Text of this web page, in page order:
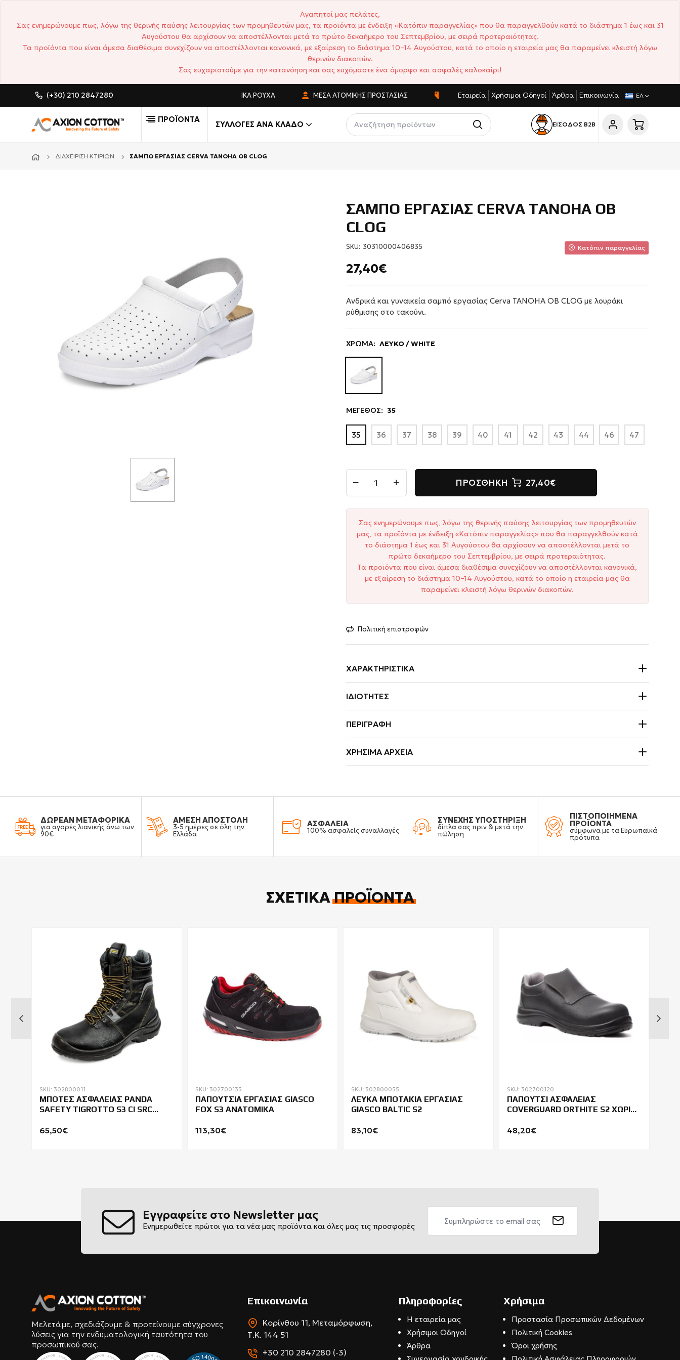
Αγαπητοί μας πελάτες,
Σας ενημερώνουμε πως, λόγω της θερινής παύσης λειτουργίας των προμηθευτών μας, τα προϊόντα με ένδειξη «Κατόπιν παραγγελίας» που θα παραγγελθούν κατά το διάστημα 1 έως και 31
Αυγούστου θα αρχίσουν να αποστέλλονται μετά το πρώτο δεκαήμερο του Σεπτεμβρίου, με σειρά προτεραιότητας.
Τα προϊόντα που είναι άμεσα διαθέσιμα συνεχίζουν να αποστέλλονται κανονικά, με εξαίρεση το διάστημα 10–14 Αυγούστου, κατά το οποίο η εταιρεία μας θα παραμείνει κλειστή λόγω
θερινών διακοπών.
Σας ευχαριστούμε για την κατανόηση και σας ευχόμαστε ένα όμορφο και ασφαλές καλοκαίρι!
(+30) 210 2847280 CUSTOM MADE ΕΠΑΓΓΕΛΜΑΤΙΚΆ ΡΟΎΧΑ ΜΈΣΑ ΑΤΟΜΙΚΉΣ ΠΡΟΣΤΑΣΊΑΣ ΑΝΤΑΓΩΝΙΣΤΙΚΈΣ ΤΙΜΈΣ ΣΎΝΤΟΜΟΙ ΧΡΌΝΟΙ ΠΑΡΆΔΟΣΗΣ
Εταιρεία Χρήσιμοι Οδηγοί Άρθρα Επικοινωνία ΕΛ
ΠΡΟΪΟΝΤΑ
ΣΥΛΛΟΓΈΣ ΑΝΆ ΚΛΆΔΟ ΕΙΣΟΔΟΣ Β2Β
ΔΙΑΧΕΊΡΙΣΗ ΚΤΙΡΊΩΝ ΣΑΜΠΟ ΕΡΓΑΣΙΑΣ CERVA TANOHA OB CLOG
ΣΑΜΠΟ ΕΡΓΑΣΙΑΣ CERVA TANOHA OB
CLOG
SKU: 30310000406835 Κατόπιν παραγγελίας
27,40€
Ανδρικά και γυναικεία σαμπό εργασίας Cerva TANOHA OB CLOG με λουράκι
ρύθμισης στο τακούνι.
ΧΡΩΜΑ: ΛΕΥΚΟ / WHITE
ΜΕΓΕΘΟΣ: 35
35 36 37 38 39 40 41 42 43 44 46 47
ΠΡΟΣΘΉΚΗ 27,40€
Σας ενημερώνουμε πως, λόγω της θερινής παύσης λειτουργίας των προμηθευτών
μας, τα προϊόντα με ένδειξη «Κατόπιν παραγγελίας» που θα παραγγελθούν κατά
το διάστημα 1 έως και 31 Αυγούστου θα αρχίσουν να αποστέλλονται μετά το
πρώτο δεκαήμερο του Σεπτεμβρίου, με σειρά προτεραιότητας.
Τα προϊόντα που είναι άμεσα διαθέσιμα συνεχίζουν να αποστέλλονται κανονικά,
με εξαίρεση το διάστημα 10–14 Αυγούστου, κατά το οποίο η εταιρεία μας θα
παραμείνει κλειστή λόγω θερινών διακοπών.
Πολιτική επιστροφών
ΧΑΡΑΚΤΗΡΙΣΤΙΚΆ
ΙΔΙΌΤΗΤΕΣ
ΠΕΡΙΓΡΑΦΉ
ΧΡΉΣΙΜΑ ΑΡΧΕΊΑ
ΔΩΡΕΑΝ ΜΕΤΑΦΟΡΙΚΑ
για αγορές λιανικής άνω των
90€
ΑΜΕΣΗ ΑΠΟΣΤΟΛΗ
3-5 ημέρες σε όλη την
Ελλάδα
ΑΣΦΑΛΕΙΑ
100% ασφαλείς συναλλαγές
ΣΥΝΕΧΗΣ ΥΠΟΣΤΗΡΙΞΗ
δίπλα σας πριν & μετά την
πώληση
ΠΙΣΤΟΠΟΙΗΜΕΝΑ
ΠΡΟΪΟΝΤΑ
σύμφωνα με τα Ευρωπαϊκά
πρότυπα
ΣΧΕΤΙΚΆΠΡΟΪΌΝΤΑ
SKU: 302800011
ΜΠΟΤΕΣ ΑΣΦΑΛΕΙΑΣ PANDA
SAFETY TIGROTTO S3 CI SRC
65,50€
SKU: 302700135
ΠΑΠΟΥΤΣΙΑ ΕΡΓΑΣΙΑΣ GIASCO
FOX S3 ΑΝΑΤΟΜΙΚΑ
113,30€
SKU: 302800055
ΛΕΥΚΑ ΜΠΟΤΑΚΙΑ ΕΡΓΑΣΙΑΣ
GIASCO BALTIC S2
83,10€
SKU: 302700120
ΠΑΠΟΥΤΣΙ ΑΣΦΑΛΕΙΑΣ
COVERGUARD ORTHITE S2 ΧΩΡΙΣ
48,20€
Εγγραφείτε στο Newsletter μας
Ενημερωθείτε πρώτοι για τα νέα μας προϊόντα και όλες μας τις προσφορές
Μελετάμε, σχεδιάζουμε & προτείνουμε σύγχρονες
λύσεις για την ενδυματολογική ταυτότητα του
προσωπικού σας.
Επικοινωνία
Κορίνθου 11, Μεταμόρφωση,
Τ.Κ. 144 51
+30 210 2847280 (-3)
Πληροφορίες
Η εταιρεία μας
Χρήσιμοι Οδηγοί
Άρθρα
Χρήσιμα
Προστασία Προσωπικών Δεδομένων
Πολιτική Cookies
Όροι χρήσης